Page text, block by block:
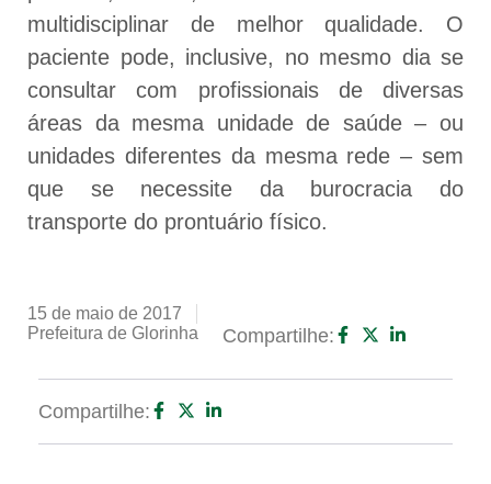
multidisciplinar de melhor qualidade. O
paciente pode, inclusive, no mesmo dia se
consultar com profissionais de diversas
áreas da mesma unidade de saúde – ou
unidades diferentes da mesma rede – sem
que se necessite da burocracia do
transporte do prontuário físico.
15 de maio de 2017
Prefeitura de Glorinha
Compartilhe:
Compartilhe: